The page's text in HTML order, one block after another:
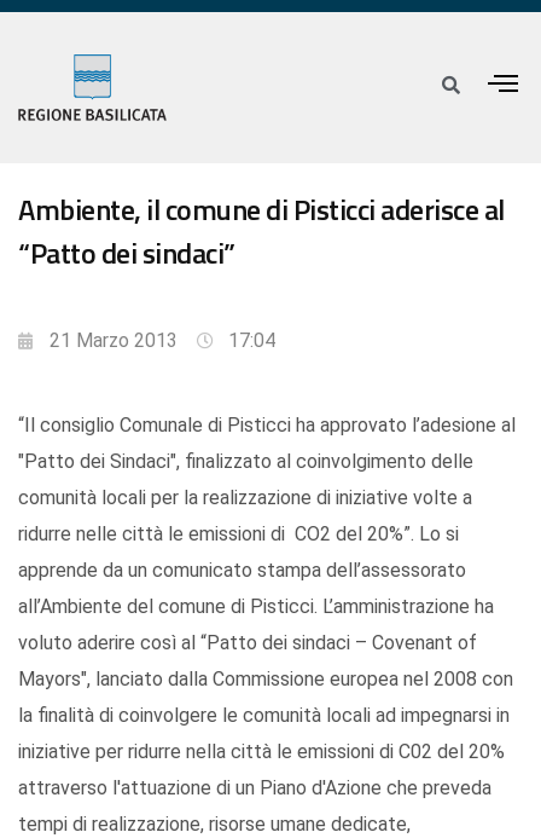
Ambiente, il comune di Pisticci aderisce al
“Patto dei sindaci”
21 Marzo 2013 17:04
“Il consiglio Comunale di Pisticci ha approvato l’adesione al
"Patto dei Sindaci", finalizzato al coinvolgimento delle
comunità locali per la realizzazione di iniziative volte a
ridurre nelle città le emissioni di CO2 del 20%”. Lo si
apprende da un comunicato stampa dell’assessorato
all’Ambiente del comune di Pisticci. L’amministrazione ha
voluto aderire così al “Patto dei sindaci – Covenant of
Mayors", lanciato dalla Commissione europea nel 2008 con
la finalità di coinvolgere le comunità locali ad impegnarsi in
iniziative per ridurre nella città le emissioni di C02 del 20%
attraverso l'attuazione di un Piano d'Azione che preveda
tempi di realizzazione, risorse umane dedicate,